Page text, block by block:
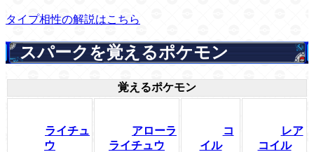
タイプ相性の解説はこちら
スパークを覚えるポケモン
覚えるポケモン
ライチュ
ウ
アローラ
ライチュウ
コ
イル
レア
コイル